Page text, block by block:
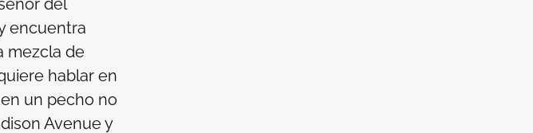
del
encuentra
mezcla de
hablar en
un pecho no
Avenue y